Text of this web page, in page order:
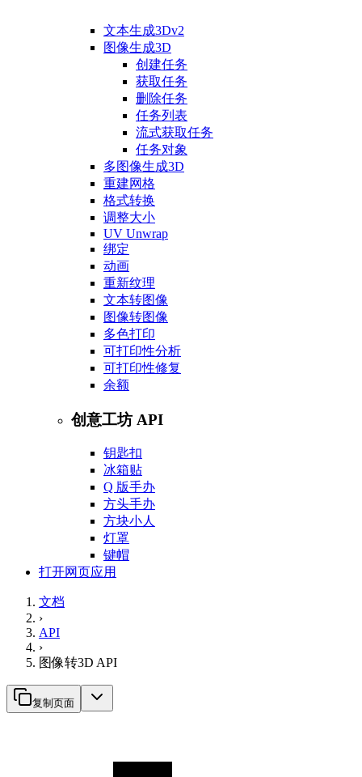
文本生成3Dv2
图像生成3D
创建任务
获取任务
删除任务
任务列表
流式获取任务
任务对象
多图像生成3D
重建网格
格式转换
调整大小
UV Unwrap
绑定
动画
重新纹理
文本转图像
图像转图像
多色打印
可打印性分析
可打印性修复
余额
创意工坊 API
钥匙扣
冰箱贴
Q 版手办
方头手办
方块小人
灯罩
键帽
打开网页应用
文档
›
API
›
图像转3D API
复制页面